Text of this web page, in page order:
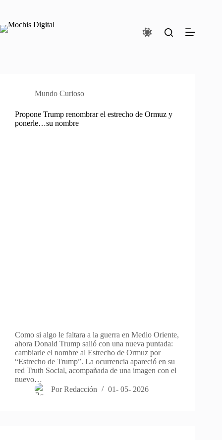
contenido
Mundo Curioso
Propone Trump renombrar el estrecho de Ormuz y
ponerle…su nombre
Como si algo le faltara a la guerra en Medio Oriente,
ahora Donald Trump salió con una nueva puntada:
cambiarle el nombre al Estrecho de Ormuz por
“Estrecho de Trump”. La ocurrencia apareció en su
red Truth Social, acompañada de una imagen con el
nuevo…
Por Redacción 01- 05- 2026